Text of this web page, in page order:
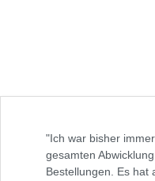
"Ich war bisher
gesamten
Bestellungen. Es hat